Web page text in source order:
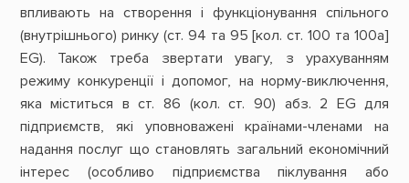
впливають на створення і функціонування спільного
(внутрішнього) ринку (ст. 94 та 95 [кол. ст. 100 та 100а]
EG). Також треба звертати увагу, з урахуванням
режиму конкуренції і допомог, на норму-виключення,
яка міститься в ст. 86 (кол. ст. 90) абз. 2 EG для
підприємств, які уповноважені країнами-членами на
надання послуг що становлять загальний економічний
інтерес (особливо підприємства піклування або